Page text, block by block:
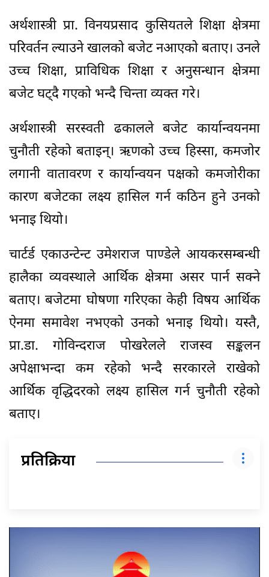
अर्थशास्त्री प्रा. विनयप्रसाद कुसियतले शिक्षा क्षेत्रमा
परिवर्तन ल्याउने खालको बजेट नआएको बताए। उनले
उच्च शिक्षा, प्राविधिक शिक्षा र अनुसन्धान क्षेत्रमा
बजेट घट्दै गएको भन्दै चिन्ता व्यक्त गरे।
अर्थशास्त्री सरस्वती ढकालले बजेट कार्यान्वयनमा
चुनौती रहेको बताइन्। ऋणको उच्च हिस्सा, कमजोर
लगानी वातावरण र कार्यान्वयन पक्षको कमजोरीका
कारण बजेटका लक्ष्य हासिल गर्न कठिन हुने उनको
भनाइ थियो।
चार्टर्ड एकाउन्टेन्ट उमेशराज पाण्डेले आयकरसम्बन्धी
हालैका व्यवस्थाले आर्थिक क्षेत्रमा असर पार्न सक्ने
बताए। बजेटमा घोषणा गरिएका केही विषय आर्थिक
ऐनमा समावेश नभएको उनको भनाइ थियो। यस्तै,
प्रा.डा. गोविन्दराज पोखरेलले राजस्व सङ्कलन
अपेक्षाभन्दा कम रहेको भन्दै सरकारले राखेको
आर्थिक वृद्धिदरको लक्ष्य हासिल गर्न चुनौती रहेको
बताए।
प्रतिक्रिया